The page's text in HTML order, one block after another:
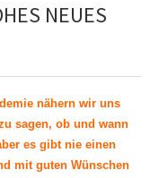
NEUES
nähern wir uns
sagen, ob und wann
es gibt nie einen
mit guten Wünschen